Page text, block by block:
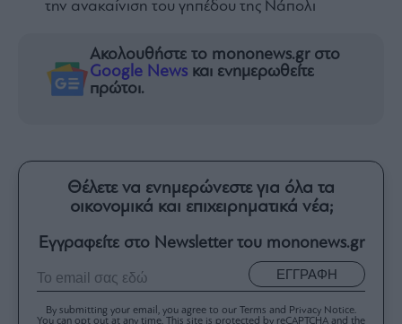
την ανακαίνιση του γηπέδου της Νάπολι
Ακολουθήστε το mononews.gr στο
Google News και ενημερωθείτε
πρώτοι.
Θέλετε να ενημερώνεστε για όλα τα
οικονομικά και επιχειρηματικά νέα;
Εγγραφείτε στο Newsletter του mononews.gr
ΕΓΓΡΑΦΗ
By submitting your email, you agree to our Terms and Privacy Notice.
You can opt out at any time. This site is protected by reCAPTCHA and the